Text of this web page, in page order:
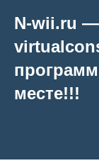
содержимому
N-wii.ru
месте!!!